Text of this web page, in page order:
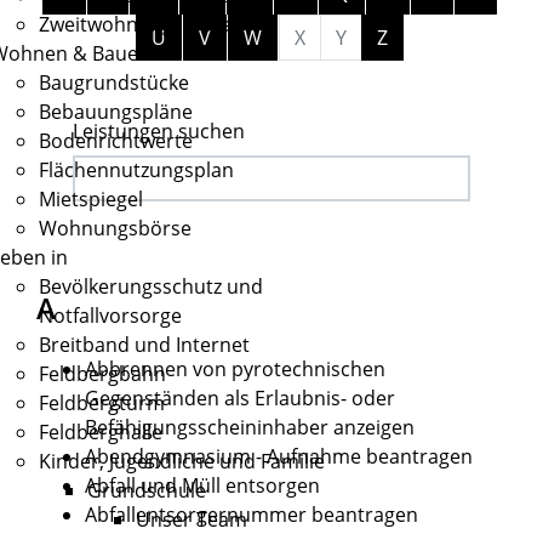
Zweitwohnungssteuer
& Bauen
Baugrundstücke
Bebauungspläne
Bodenrichtwerte
Flächennutzungsplan
Mietspiegel
Wohnungsbörse
in
Bevölkerungsschutz und
Notfallvorsorge
Breitband und Internet
Feldbergbahn
Feldbergturm
Feldberghalle
Kinder, Jugendliche und Familie
Grundschule
Unser Team
U
V W X Y Z
Leistungen suchen
A
Abbrennen von pyrotechnischen
Gegenständen als Erlaubnis- oder
Befähigungsscheininhaber anzeigen
Abendgymnasium - Aufnahme beantragen
Abfall und Müll entsorgen
Abfallentsorgernummer beantragen